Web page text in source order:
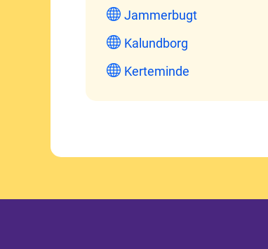
Jammerbugt
Kalundborg
Kerteminde